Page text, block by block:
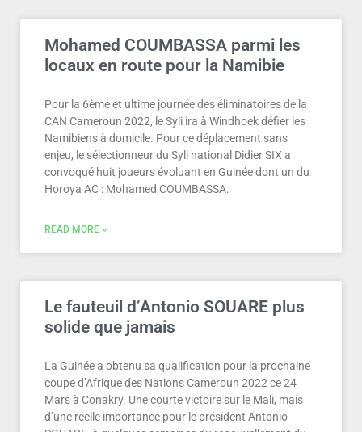
Mohamed COUMBASSA parmi les
locaux en route pour la Namibie
Pour la 6ème et ultime journée des éliminatoires de la
CAN Cameroun 2022, le Syli ira à Windhoek défier les
Namibiens à domicile. Pour ce déplacement sans
enjeu, le sélectionneur du Syli national Didier SIX a
convoqué huit joueurs évoluant en Guinée dont un du
Horoya AC : Mohamed COUMBASSA.
READ MORE »
Le fauteuil d’Antonio SOUARE plus
solide que jamais
La Guinée a obtenu sa qualification pour la prochaine
coupe d’Afrique des Nations Cameroun 2022 ce 24
Mars à Conakry. Une courte victoire sur le Mali, mais
d’une réelle importance pour le président Antonio